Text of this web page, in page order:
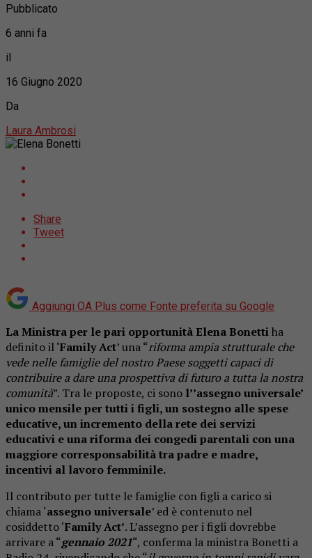
Pubblicato
6 anni fa
il
16 Giugno 2020
Da
Laura Ambrosi
Share
Tweet
Aggiungi OA Plus come Fonte preferita su Google
La Ministra per le pari opportunità Elena Bonettiha
definito il ‘Family Act’ una “riforma ampia strutturale che
vede nelle famiglie del nostro Paese soggetti capaci di
contribuire a dare una prospettiva di futuro a tutta la nostra
comunità”. Tra le proposte, ci sono l’’assegno universale’
unico mensile per tutti i figli, un sostegno alle spese
educative, un incremento della rete dei servizi
educativi e una riforma dei congedi parentali con una
maggiore corresponsabilità tra padre e madre,
incentivi al lavoro femminile.
Il contributo per tutte le famiglie con figli a carico si
chiama ‘assegno universale’ ed è contenuto nel
cosiddetto ‘Family Act’. L’assegno per i figli dovrebbe
arrivare a “gennaio 2021“, conferma la ministra Bonetti a